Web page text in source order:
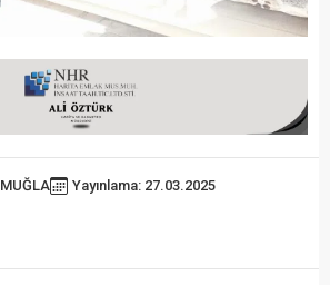
MUĞLA Yayınlama: 27.03.2025